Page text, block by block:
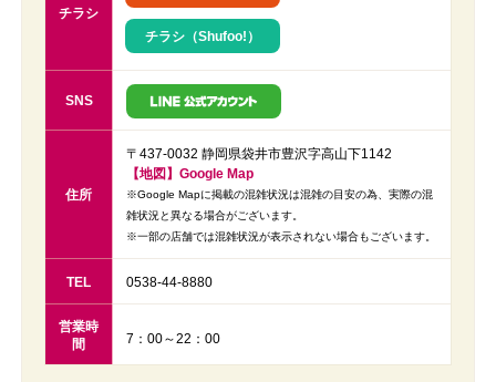
チラシ
チラシ（Shufoo!）
SNS
住所
〒437-0032 静岡県袋井市豊沢字高山下1142
【地図】Google Map
※Google Mapに掲載の混雑状況は混雑の目安の為、実際の混
雑状況と異なる場合がございます。
※一部の店舗では混雑状況が表示されない場合もございます。
TEL 0538-44-8880
営業時
間
7：00～22：00